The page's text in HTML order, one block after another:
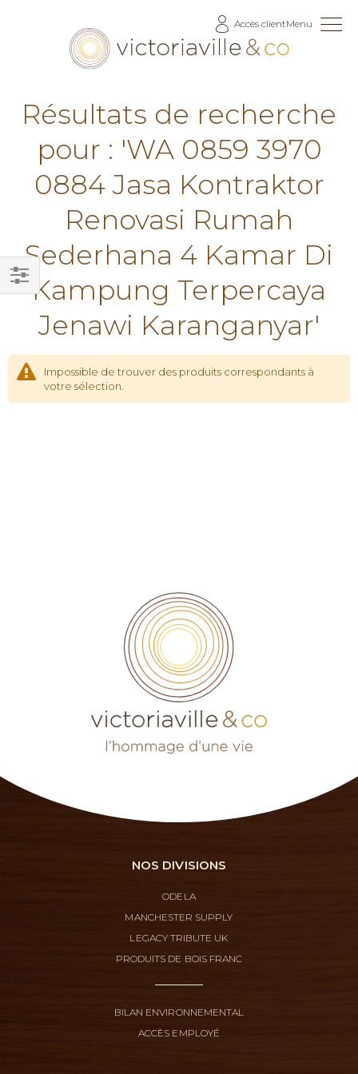
Accès clientMenu
Résultats de recherche
pour : 'WA 0859 3970
0884 Jasa Kontraktor
Renovasi Rumah
Sederhana 4 Kamar Di
Kampung Terpercaya
Jenawi Karanganyar'
Impossible de trouver des produits correspondants à
votre sélection.
Filtrer
NOS DIVISIONS
ODELA
MANCHESTER SUPPLY
LEGACY TRIBUTE UK
PRODUITS DE BOIS FRANC
BILAN ENVIRONNEMENTAL
ACCÈS EMPLOYÉ